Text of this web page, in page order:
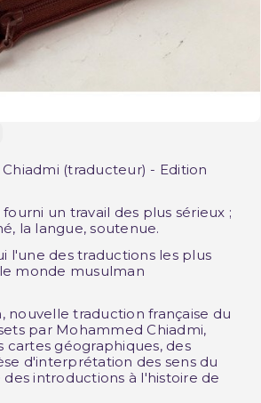
(traducteur) - Edition
un travail des plus sérieux ;
la langue, soutenue.
l'une des traductions les plus
monde musulman
nouvelle traduction française du
par Mohammed Chiadmi,
cartes géographiques, des
d'interprétation des sens du
des introductions à l'histoire de